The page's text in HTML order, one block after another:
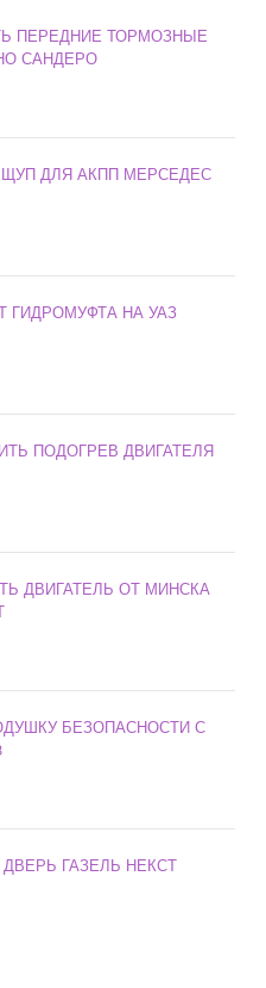
ПЕРЕДНИЕ ТОРМОЗНЫЕ
САНДЕРО
ЩУП ДЛЯ АКПП МЕРСЕДЕС
ГИДРОМУФТА НА УАЗ
ПОДОГРЕВ ДВИГАТЕЛЯ
ДВИГАТЕЛЬ ОТ МИНСКА
БЕЗОПАСНОСТИ С
ГАЗЕЛЬ НЕКСТ